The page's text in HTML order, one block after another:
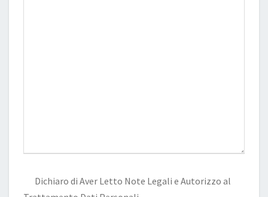
Dichiaro di Aver Letto Note Legali e Autorizzo al